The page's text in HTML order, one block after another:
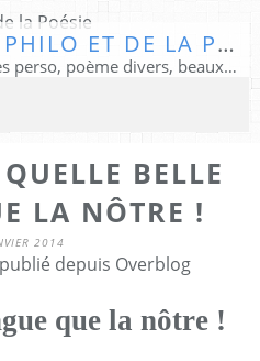
LE MONDE DE LA PHILO ET DE LA POÉSIE
Extraits de livres lus, poèmes perso, poème divers, beaux textes...
BELLE
LA NÔTRE !
2014
depuis Overblog
que la nôtre !